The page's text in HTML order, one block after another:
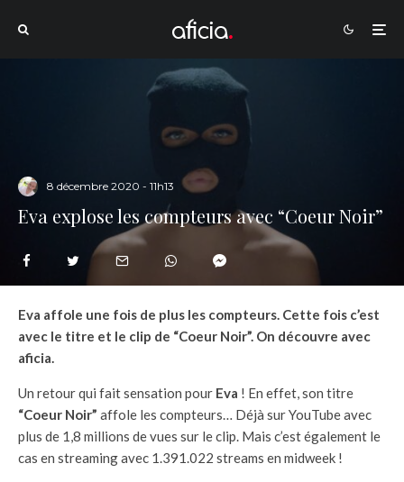
8 décembre 2020 - 11h13
Eva explose les compteurs avec “Coeur Noir”
Eva affole une fois de plus les compteurs. Cette fois c’est
avec le titre et le clip de “Coeur Noir”. On découvre avec
aficia.
Un retour qui fait sensation pour Eva ! En effet, son titre
“Coeur Noir” affole les compteurs… Déjà sur YouTube avec
plus de 1,8 millions de vues sur le clip. Mais c’est également le
cas en streaming avec 1.391.022 streams en midweek !